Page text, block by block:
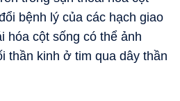
bệnh lý của các hạch giao
hóa cột sống có thể ảnh
thần kinh ở tim qua dây thần